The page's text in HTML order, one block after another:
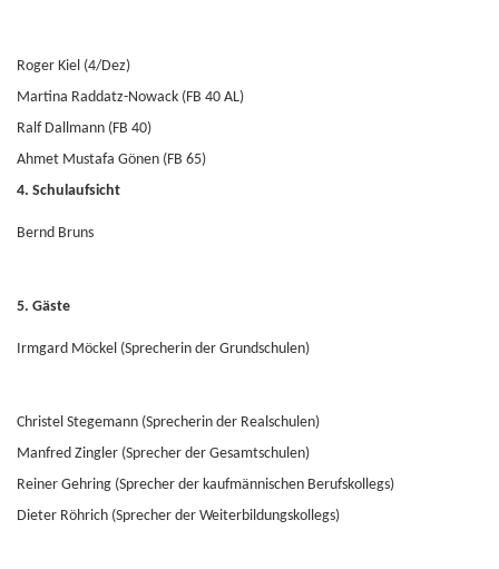
Roger Kiel (4/Dez)
Martina Raddatz-Nowack (FB 40 AL)
Ralf Dallmann (FB 40)
Ahmet Mustafa Gönen (FB 65)
4. Schulaufsicht
Bernd Bruns
5. Gäste
Irmgard Möckel (Sprecherin der Grundschulen)
Christel Stegemann (Sprecherin der Realschulen)
Manfred Zingler (Sprecher der Gesamtschulen)
Reiner Gehring (Sprecher der kaufmännischen Berufskollegs)
Dieter Röhrich (Sprecher der Weiterbildungskollegs)